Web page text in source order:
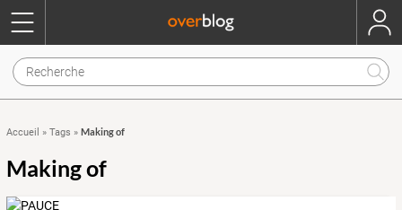
Accueil » Tags » Making of
Making of